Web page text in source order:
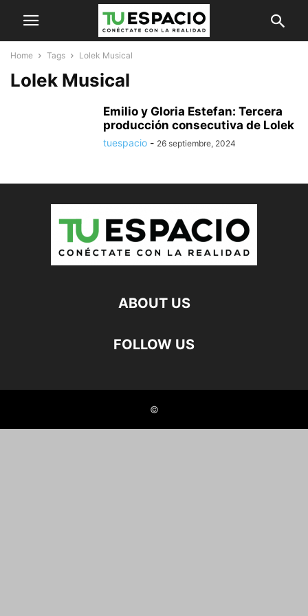
Home Tags Lolek Musical
Lolek Musical
Emilio y Gloria Estefan: Tercera
producción consecutiva de Lolek
tuespacio - 26 septiembre, 2024
ABOUT US
FOLLOW US
©